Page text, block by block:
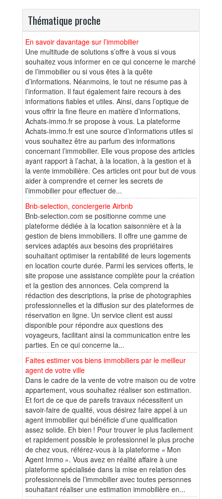
Thématique proche
En savoir davantage sur l’immobilier
Une multitude de solutions s’offre à vous si vous
souhaitez vous informer en ce qui concerne le marché
de l’immobilier ou si vous êtes à la quête
d’informations. Néanmoins, le tout ne résume pas à
l’information. Il faut également faire recours à des
informations fiables et utiles. Ainsi, dans l’optique de
vous offrir la fine fleure en matière d’informations,
Achats-immo.fr se propose à vous. La plateforme
Achats-immo.fr est une source d’informations utiles si
vous souhaitez être au parfum des informations
concernant l’immobilier. Elle vous propose des articles
ayant rapport à l’achat, à la location, à la gestion et à
la vente immobilière. Ces articles ont pour but de vous
aider à comprendre et cerner les secrets de
l’immobilier pour effectuer de...
Bnb-selection, conciergerie Airbnb
Bnb-selection.com se positionne comme une
plateforme dédiée à la location saisonnière et à la
gestion de biens immobiliers. Il offre une gamme de
services adaptés aux besoins des propriétaires
souhaitant optimiser la rentabilité de leurs logements
en location courte durée. Parmi les services offerts, le
site propose une assistance complète pour la création
et la gestion des annonces. Cela comprend la
rédaction des descriptions, la prise de photographies
professionnelles et la diffusion sur des plateformes de
réservation en ligne. Un service client est aussi
disponible pour répondre aux questions des
voyageurs, facilitant ainsi la communication entre les
parties. En ce qui concerne la...
Faites estimer vos biens immobiliers par le meilleur
agent de votre ville
Dans le cadre de la vente de votre maison ou de votre
appartement, vous souhaitez réaliser son estimation.
Et fort de ce que de pareils travaux nécessitent un
savoir-faire de qualité, vous désirez faire appel à un
agent immobilier qui bénéficie d’une qualification
assez solide. Eh bien ! Pour trouver le plus facilement
et rapidement possible le professionnel le plus proche
de chez vous, référez-vous à la plateforme « Mon
Agent Immo ». Vous avez en réalité affaire à une
plateforme spécialisée dans la mise en relation des
professionnels de l’immobilier avec toutes personnes
souhaitant réaliser une estimation immobilière en...